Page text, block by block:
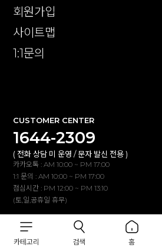
카테고리 검색 홈
회원가입
사이트맵
1:1문의
CUSTOMER CENTER
1644-2309
( 전화 상담 미 운영 / 문자 발신 전용 )
카카오톡 : AM 10:00 ~ PM 17:00
1:1 문의 : AM 10:00 ~ PM 17:00
점심시간 : PM 12:00 ~ PM 13:10
(토,일,공휴일 휴무)
BANK INFO